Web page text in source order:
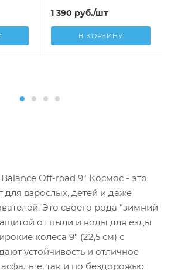
1 390 руб./шт
В КОРЗИНУ
Off-road 9" Космос - это
для взрослых, детей и даже
Это своего рода "зимний
от пыли и воды для езды
колеса 9" (22,5 см) с
устойчивость и отличное
так и по бездорожью.